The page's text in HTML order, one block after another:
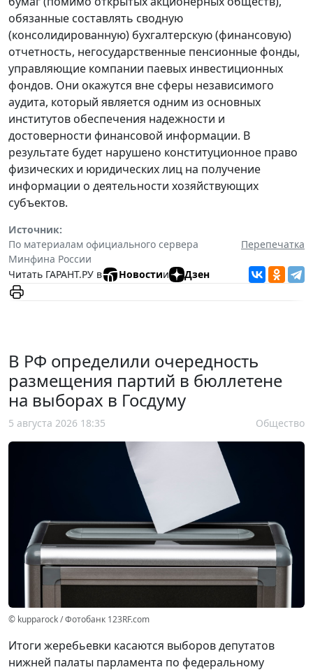
обязанные составлять сводную
(консолидированную) бухгалтерскую (финансовую)
отчетность, негосударственные пенсионные фонды,
управляющие компании паевых инвестиционных
фондов. Они окажутся вне сферы независимого
аудита, который является одним из основных
институтов обеспечения надежности и
достоверности финансовой информации. В
результате будет нарушено конституционное право
физических и юридических лиц на получение
информации о деятельности хозяйствующих
субъектов.
Источник:
По материалам официального сервера
Минфина России
Перепечатка
Читать ГАРАНТ.РУ в Новостии Дзен
В РФ определили очередность
размещения партий в бюллетене
на выборах в Госдуму
5 августа 2026 18:35 Общество
© kupparock / Фотобанк 123RF.com
Итоги жеребьевки касаются выборов депутатов
нижней палаты парламента по федеральному